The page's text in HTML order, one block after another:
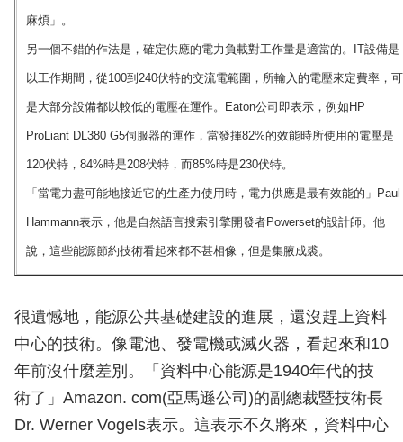
麻煩」。
另一個不錯的作法是，確定供應的電力負載對工作量是適當的。IT設備是
以工作期間，從100到240伏特的交流電範圍，所輸入的電壓來定費率，可
是大部分設備都以較低的電壓在運作。Eaton公司即表示，例如HP
ProLiant DL380 G5伺服器的運作，當發揮82%的效能時所使用的電壓是
120伏特，84%時是208伏特，而85%時是230伏特。
「當電力盡可能地接近它的生產力使用時，電力供應是最有效能的」Paul
Hammann表示，他是自然語言搜索引擎開發者Powerset的設計師。他
說，這些能源節約技術看起來都不甚相像，但是集腋成裘。
很遺憾地，能源公共基礎建設的進展，還沒趕上資料
中心的技術。像電池、發電機或滅火器，看起來和10
年前沒什麼差別。「資料中心能源是1940年代的技
術了」Amazon. com(亞馬遜公司)的副總裁暨技術長
Dr. Werner Vogels表示。這表示不久將來，資料中心